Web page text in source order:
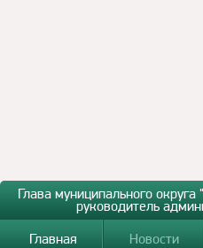
Глава муниципального
руководитель
Главная
Новости